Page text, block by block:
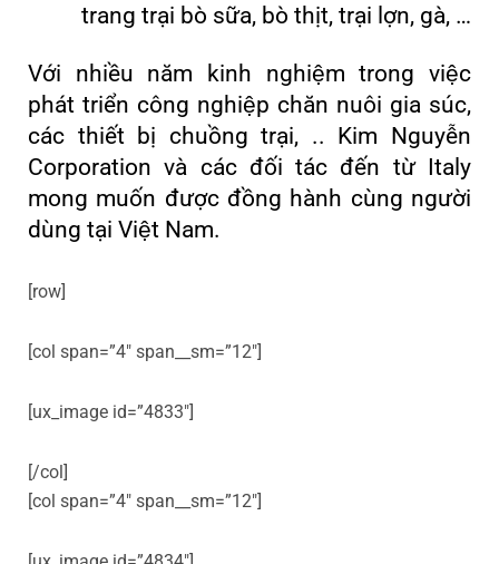
trang trại bò sữa, bò thịt, trại lợn, gà, …
Với nhiều năm kinh nghiệm trong việc
phát triển công nghiệp chăn nuôi gia súc,
các thiết bị chuồng trại, .. Kim Nguyễn
Corporation và các đối tác đến từ Italy
mong muốn được đồng hành cùng người
dùng tại Việt Nam.
[row]
[col span=”4″ span__sm=”12″]
[ux_image id=”4833″]
[/col]
[col span=”4″ span__sm=”12″]